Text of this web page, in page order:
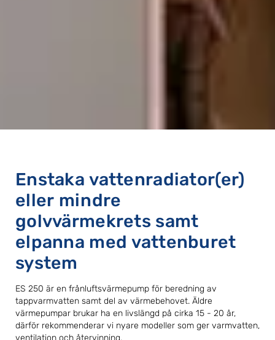
Enstaka vattenradiator(er)
eller mindre
golvvärmekrets samt
elpanna med vattenburet
system
ES 250 är en frånluftsvärmepump för beredning av
tappvarmvatten samt del av värmebehovet. Äldre
värmepumpar brukar ha en livslängd på cirka 15 - 20 år,
därför rekommenderar vi nyare modeller som ger varmvatten,